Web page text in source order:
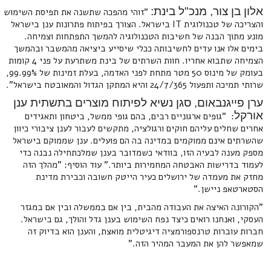
אלון בן צור, מנכ"ל בינת: "זוהי מהפכה שתשנה את תפיסת השימוש
והצריכה של טכנולוגית IT בישראל. הצורך בפיתוח פתרונות ענן בישראל
מונע מתוך הבנה של חשיבות הטכנולוגיה להמשך התפתחות וצמיחה.
בימים אלו אנו עדים לחשיבותה ככלי שיסייע ביציאה מהמשבר ובהמשך
הצמיחה שתבוא אחריו. חוות השרתים של בינת משתרעת על פני 4 קומות
בעומק של מינוס 50 מטר מתחת לפני האדמה, בעלת זמינות של 99.99%,
שרותי תמיכה ותפעול 24/7/365 והיא המתקן הגדול והמאובטח בישראל".
ערן פייגנבאום, סגן נשיא לפיתוח מוצרים בתשתית ענן
אורקל: "גופים ארגוניים רבים, בהם גופי ממשל, ביטחון ותאגידים
אחרים שחלים עליהם חוקים ורגולציה, מתקשים לעבור לענן ציבורי כיוון
שהשרתים אינם ממוקמים במדינה בה הם פועלים. ענן שממוקם בישראל
מספק מענה לבעיה הזו, בוודאי כשמדובר בענן שמלכתחילה נבנה כדי
לעמוד בדרישות האבטחה המחמירות ביותר." עוד הוסיף: "מהלך הזה
מחזק את מעמדה של ירושלים כעיר הייטק חשובה וכבירת מדינת
הסטארטאפ ניישן."
"הקורונה האיצה את העבודה מהבית, בין אם בממשלה ובין אם במגזר
העסקי, ואנחנו רואים כיצד נפח השימוש בענן גדל והולך, גם בישראל.
חברות עוברות טרנספורמציה דיגיטלית מואצת, והענן הוא בדיוק זה
שמאפשר להן את המעבר המהיר הזה."